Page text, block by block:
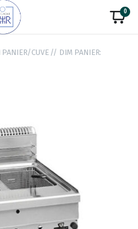
0
PANIER/CUVE // DIM PANIER: